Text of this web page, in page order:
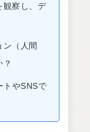
観察し、デ
（人間
？
トやSNSで